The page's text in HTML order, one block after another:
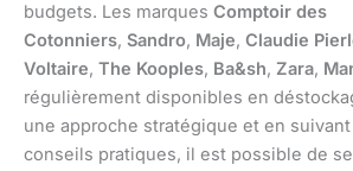
budgets. Les marques Comptoir des
Cotonniers, Sandro, Maje, Claudie
Voltaire, The Kooples, Ba&sh, Zara,
régulièrement disponibles en
une approche stratégique et en
conseils pratiques, il est possible de